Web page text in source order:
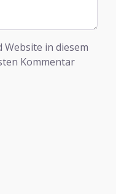
Website in diesem
Kommentar